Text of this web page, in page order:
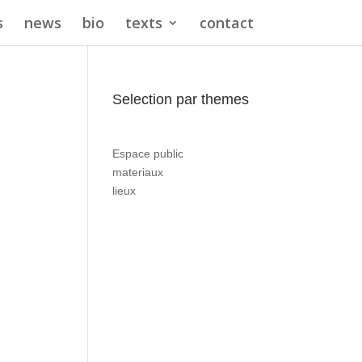
news bio texts contact
Selection par themes
Espace public
materiaux
lieux